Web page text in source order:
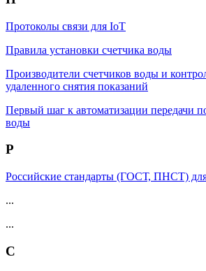
Протоколы связи для IoT
Правила установки счетчика воды
Производители счетчиков воды и
удаленного снятия показаний
Первый шаг к автоматизации передачи
воды
Р
Российские стандарты (ГОСТ, ПНСТ)
...
...
С